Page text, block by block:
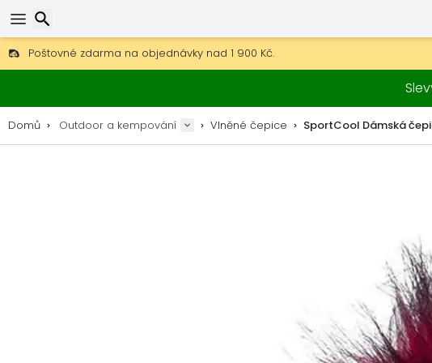
Poštovné zdarma na objednávky nad 1 900 Kč.
30 dní na vrácení, 90 dní na dřevěné mapy a dekorace.
Nejlepší ceny na outdoor vybavení a doplňky.
Domů Outdoor a kempování Vlněné čepice SportCool Dámská